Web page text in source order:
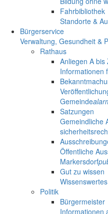
Fahrbibliothek
Standorte &
Bürgerservice
Verwaltung, Gesundheit &
Rathaus
Anliegen A bis
Informationen
Gemeinde
Satzungen
Gemeindliche
Öffentliche
Markersdorf
Gut zu wissen
Politik
Bürgermeister
Informationen